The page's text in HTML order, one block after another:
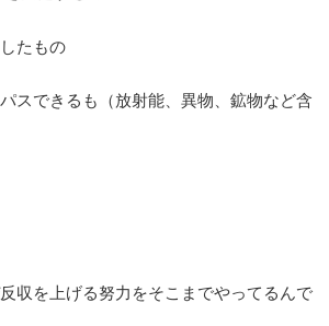
たもの
スできるも（放射能、異物、鉱物など含
収を上げる努力をそこまでやってるんで